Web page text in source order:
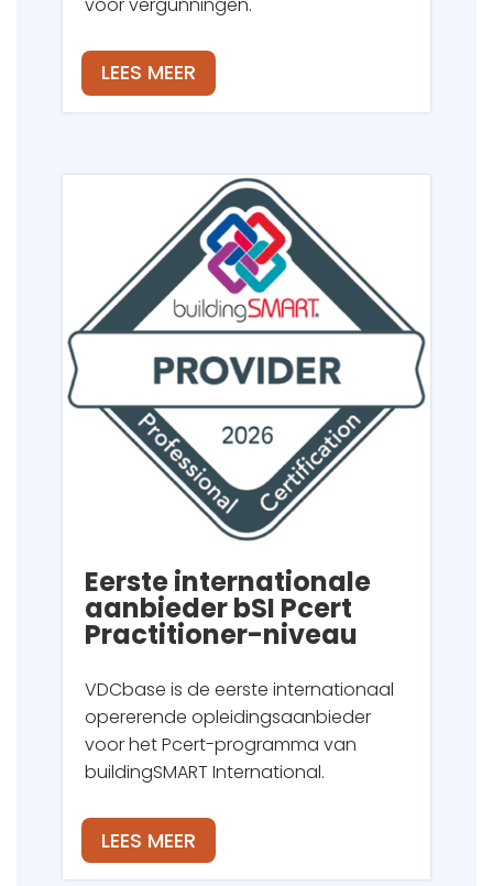
LEES MEER
Eerste internationale
aanbieder bSI Pcert
Practitioner-niveau
VDCbase is de eerste internationaal
opererende opleidingsaanbieder
voor het Pcert-programma van
buildingSMART International.
LEES MEER